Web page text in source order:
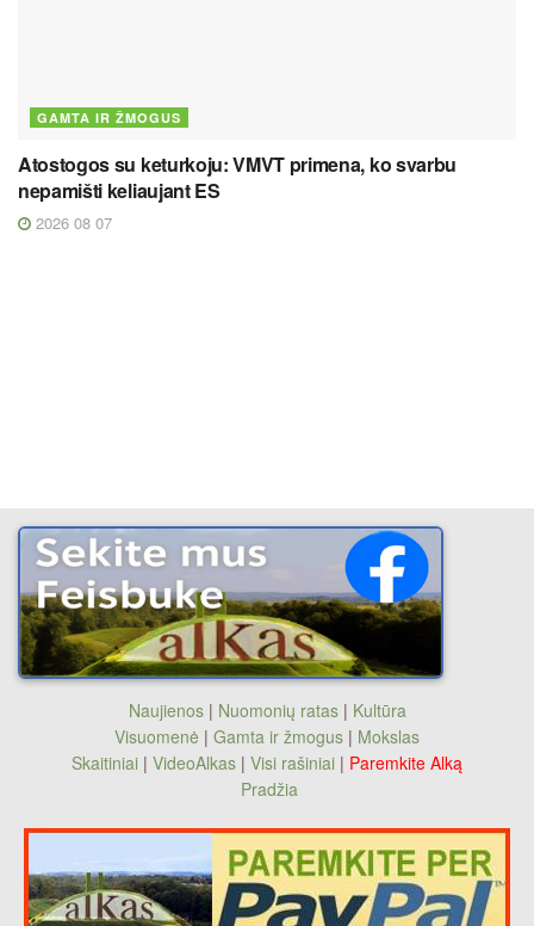
GAMTA IR ŽMOGUS
Atostogos su keturkoju: VMVT primena, ko svarbu
nepamišti keliaujant ES
2026 08 07
Naujienos| Nuomonių ratas| Kultūra
Visuomenė | Gamta ir žmogus | Mokslas
Skaitiniai | VideoAlkas | Visi rašiniai | Paremkite Alką
Pradžia